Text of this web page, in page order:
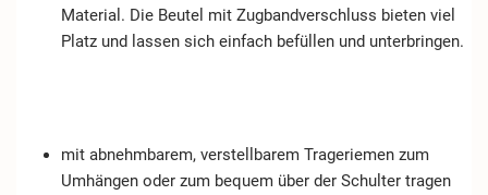
Material. Die Beutel mit Zugbandverschluss bieten viel
Platz und lassen sich einfach befüllen und unterbringen.
mit abnehmbarem, verstellbarem Trageriemen zum
Umhängen oder zum bequem über der Schulter tragen